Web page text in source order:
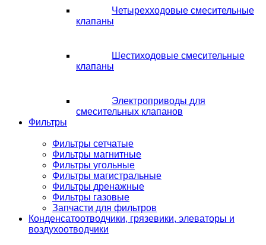
Четырехходовые смесительные
клапаны
Шестиходовые смесительные
клапаны
Электроприводы для
смесительных клапанов
Фильтры
Фильтры сетчатые
Фильтры магнитные
Фильтры угольные
Фильтры магистральные
Фильтры дренажные
Фильтры газовые
Запчасти для фильтров
Конденсатоотводчики, грязевики, элеваторы и
воздухоотводчики